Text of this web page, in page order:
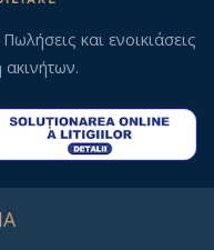
και ενοικιάσεις